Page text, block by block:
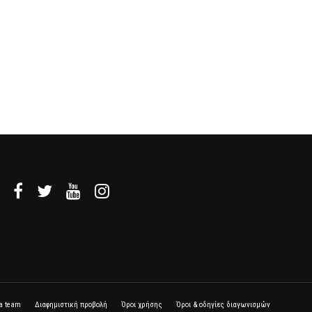
team Διαφημιστική προβολή Όροι χρήσης Όροι & οδηγίες διαγωνισμών